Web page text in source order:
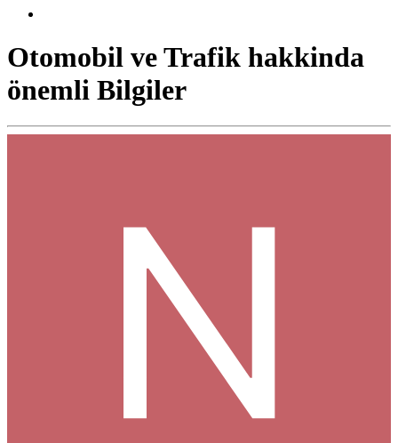
Otomobil ve Trafik hakkinda
önemli Bilgiler